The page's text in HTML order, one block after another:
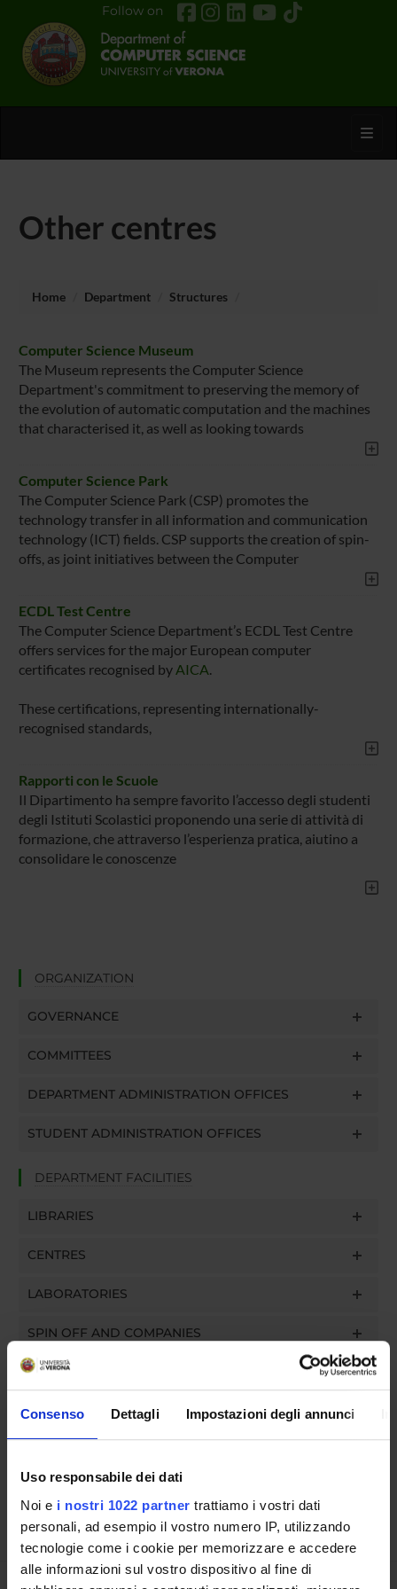
Consenso Dettagli Impostazioni degli annunci
Uso responsabile dei dati
Noi e i nostri 1022 partner trattiamo i vostri dati
personali, ad esempio il vostro numero IP, utilizzando
tecnologie come i cookie per memorizzare e accedere
alle informazioni sul vostro dispositivo al fine di
Follow on
Other centres
Home Department Structures
Computer Science Museum
The Museum represents the Computer Science
Department's commitment to preserving the memory of
the evolution of automatic computation and the machines
that characterised it, as well as looking towards
Computer Science Park
The Computer Science Park (CSP) promotes the
technology transfer in all information and communication
technology (ICT) fields. CSP supports the creation of spin-
offs, as joint initiatives between the Computer
ECDL Test Centre
The Computer Science Department’s ECDL Test Centre
offers services for the major European computer
certificates recognised by AICA.
These certifications, representing internationally-
recognised standards,
Rapporti con le Scuole
Il Dipartimento ha sempre favorito l’accesso degli studenti
degli Istituti Scolastici proponendo una serie di attività di
formazione, che attraverso l’esperienza pratica, aiutino a
consolidare le conoscenze
ORGANIZATION
GOVERNANCE
COMMITTEES
DEPARTMENT ADMINISTRATION OFFICES
STUDENT ADMINISTRATION OFFICES
DEPARTMENT FACILITIES
LIBRARIES
CENTRES
LABORATORIES
SPIN OFF AND COMPANIES